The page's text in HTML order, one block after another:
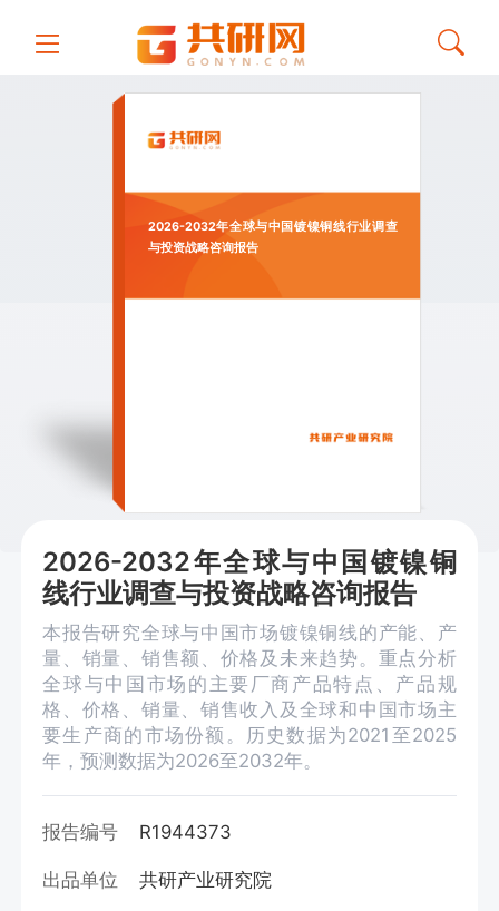
2026-2032年全球与中国镀镍铜线行业调查
与投资战略咨询报告
2026-2032年全球与中国镀镍铜
线行业调查与投资战略咨询报告
本报告研究全球与中国市场镀镍铜线的产能、产
量、销量、销售额、价格及未来趋势。重点分析
全球与中国市场的主要厂商产品特点、产品规
格、价格、销量、销售收入及全球和中国市场主
要生产商的市场份额。历史数据为2021至2025
年，预测数据为2026至2032年。
报告编号 R1944373
出品单位 共研产业研究院